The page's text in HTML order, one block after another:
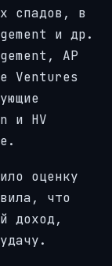
спадов, в
и др.
AP
Ventures
и HV
оценку
что
доход,